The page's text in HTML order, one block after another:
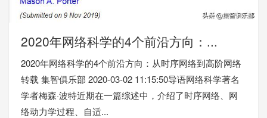
2020年网络科学的4个前沿方向：...
2020年网络科学的4个前沿方向：从时序网络到高阶网络
转载 集智俱乐部 2020-03-02 11:15:50导语网络科学著名
学者梅森·波特近期在一篇综述中，介绍了时序网络、网
络动力学过程、自适...